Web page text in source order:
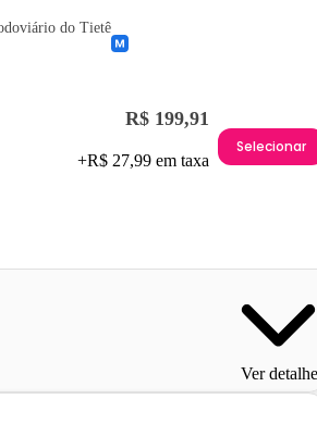
do Tietê
R$ 199,91
+R$ 27,99 em taxa
Selecionar
Ver